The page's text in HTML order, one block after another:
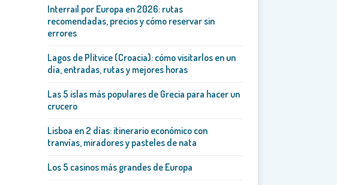
Interrail por Europa en 2026: rutas
recomendadas, precios y cómo reservar sin
errores
Lagos de Plitvice (Croacia): cómo visitarlos en un
día, entradas, rutas y mejores horas
Las 5 islas más populares de Grecia para hacer un
crucero
Lisboa en 2 días: itinerario económico con
tranvías, miradores y pasteles de nata
Los 5 casinos más grandes de Europa